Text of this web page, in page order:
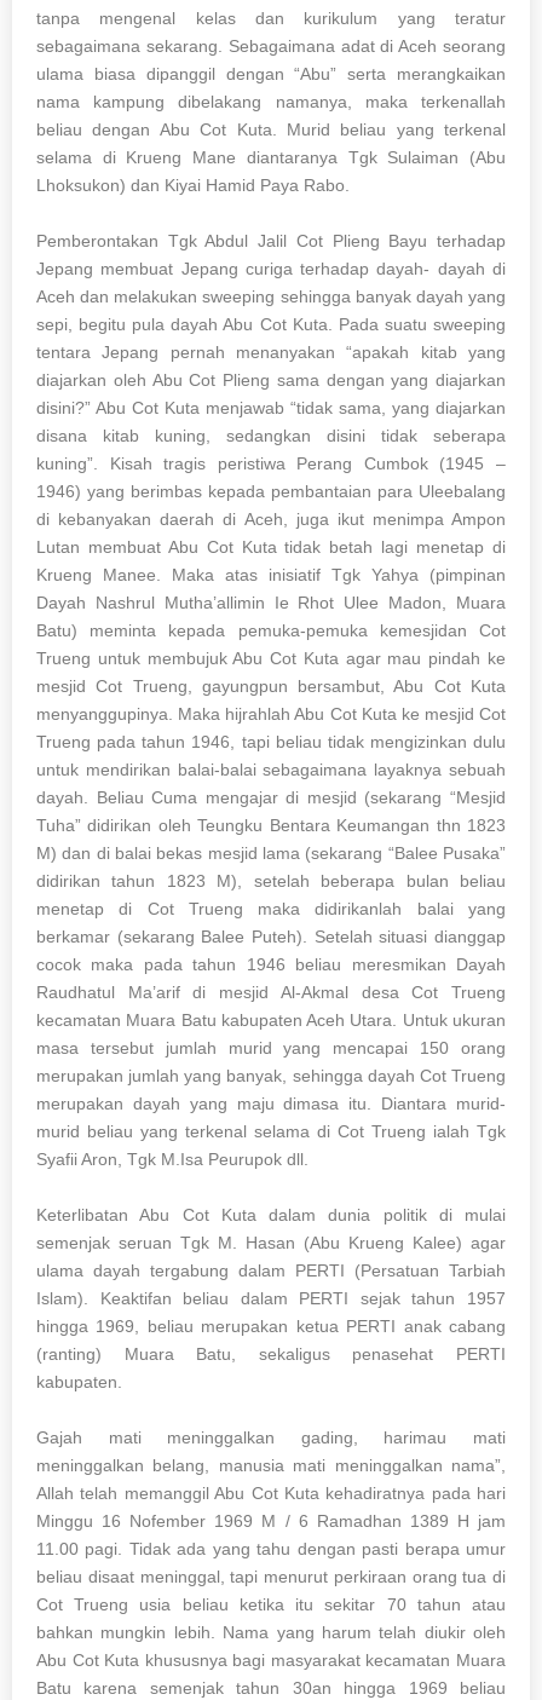
tanpa mengenal kelas dan kurikulum yang teratur
sebagaimana sekarang. Sebagaimana adat di Aceh seorang
ulama biasa dipanggil dengan “Abu” serta merangkaikan
nama kampung dibelakang namanya, maka terkenallah
beliau dengan Abu Cot Kuta. Murid beliau yang terkenal
selama di Krueng Mane diantaranya Tgk Sulaiman (Abu
Lhoksukon) dan Kiyai Hamid Paya Rabo.
Pemberontakan Tgk Abdul Jalil Cot Plieng Bayu terhadap
Jepang membuat Jepang curiga terhadap dayah- dayah di
Aceh dan melakukan sweeping sehingga banyak dayah yang
sepi, begitu pula dayah Abu Cot Kuta. Pada suatu sweeping
tentara Jepang pernah menanyakan “apakah kitab yang
diajarkan oleh Abu Cot Plieng sama dengan yang diajarkan
disini?” Abu Cot Kuta menjawab “tidak sama, yang diajarkan
disana kitab kuning, sedangkan disini tidak seberapa
kuning”. Kisah tragis peristiwa Perang Cumbok (1945 –
1946) yang berimbas kepada pembantaian para Uleebalang
di kebanyakan daerah di Aceh, juga ikut menimpa Ampon
Lutan membuat Abu Cot Kuta tidak betah lagi menetap di
Krueng Manee. Maka atas inisiatif Tgk Yahya (pimpinan
Dayah Nashrul Mutha’allimin Ie Rhot Ulee Madon, Muara
Batu) meminta kepada pemuka-pemuka kemesjidan Cot
Trueng untuk membujuk Abu Cot Kuta agar mau pindah ke
mesjid Cot Trueng, gayungpun bersambut, Abu Cot Kuta
menyanggupinya. Maka hijrahlah Abu Cot Kuta ke mesjid Cot
Trueng pada tahun 1946, tapi beliau tidak mengizinkan dulu
untuk mendirikan balai-balai sebagaimana layaknya sebuah
dayah. Beliau Cuma mengajar di mesjid (sekarang “Mesjid
Tuha” didirikan oleh Teungku Bentara Keumangan thn 1823
M) dan di balai bekas mesjid lama (sekarang “Balee Pusaka”
didirikan tahun 1823 M), setelah beberapa bulan beliau
menetap di Cot Trueng maka didirikanlah balai yang
berkamar (sekarang Balee Puteh). Setelah situasi dianggap
cocok maka pada tahun 1946 beliau meresmikan Dayah
Raudhatul Ma’arif di mesjid Al-Akmal desa Cot Trueng
kecamatan Muara Batu kabupaten Aceh Utara. Untuk ukuran
masa tersebut jumlah murid yang mencapai 150 orang
merupakan jumlah yang banyak, sehingga dayah Cot Trueng
merupakan dayah yang maju dimasa itu. Diantara murid-
murid beliau yang terkenal selama di Cot Trueng ialah Tgk
Syafii Aron, Tgk M.Isa Peurupok dll.
Keterlibatan Abu Cot Kuta dalam dunia politik di mulai
semenjak seruan Tgk M. Hasan (Abu Krueng Kalee) agar
ulama dayah tergabung dalam PERTI (Persatuan Tarbiah
Islam). Keaktifan beliau dalam PERTI sejak tahun 1957
hingga 1969, beliau merupakan ketua PERTI anak cabang
(ranting) Muara Batu, sekaligus penasehat PERTI
kabupaten.
Gajah mati meninggalkan gading, harimau mati
meninggalkan belang, manusia mati meninggalkan nama”,
Allah telah memanggil Abu Cot Kuta kehadiratnya pada hari
Minggu 16 Nofember 1969 M / 6 Ramadhan 1389 H jam
11.00 pagi. Tidak ada yang tahu dengan pasti berapa umur
beliau disaat meninggal, tapi menurut perkiraan orang tua di
Cot Trueng usia beliau ketika itu sekitar 70 tahun atau
bahkan mungkin lebih. Nama yang harum telah diukir oleh
Abu Cot Kuta khususnya bagi masyarakat kecamatan Muara
Batu karena semenjak tahun 30an hingga 1969 beliau